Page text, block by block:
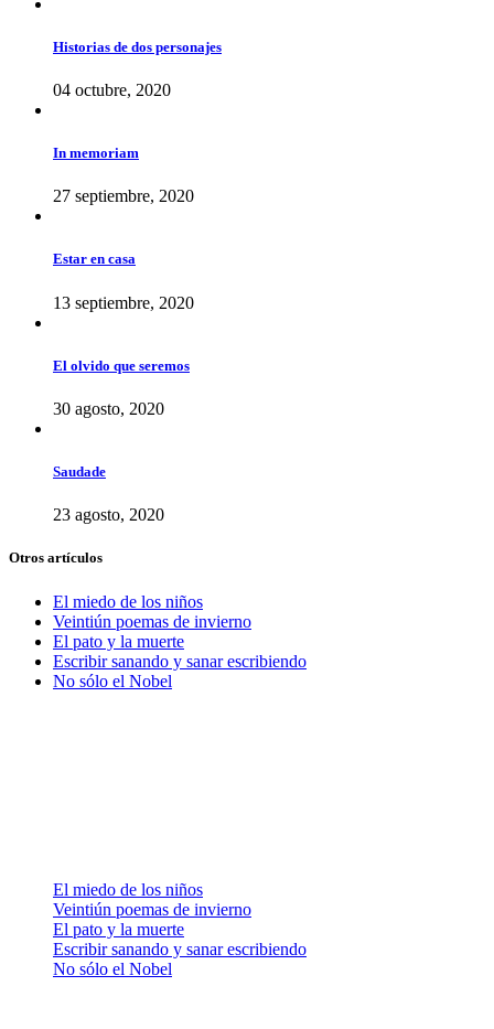
Historias de dos personajes
04 octubre, 2020
In memoriam
27 septiembre, 2020
Estar en casa
13 septiembre, 2020
El olvido que seremos
30 agosto, 2020
Saudade
23 agosto, 2020
Otros artículos
El miedo de los niños
Veintiún poemas de invierno
El pato y la muerte
Escribir sanando y sanar escribiendo
No sólo el Nobel
El miedo de los niños
Veintiún poemas de invierno
El pato y la muerte
Escribir sanando y sanar escribiendo
No sólo el Nobel